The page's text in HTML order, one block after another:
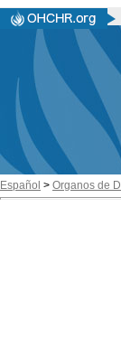
Español > Organos de